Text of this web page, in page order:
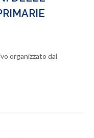
organizzato dal